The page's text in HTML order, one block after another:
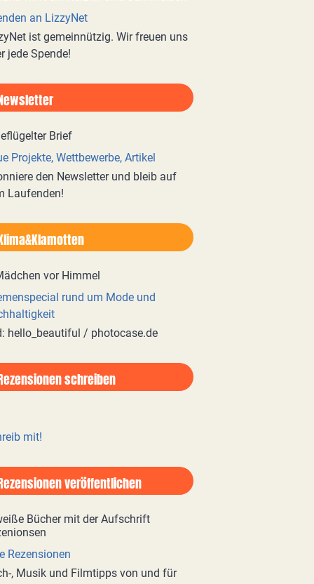
an LizzyNet
ist gemeinnützig. Wir freuen uns
jede Spende!
Projekte, Wettbewerbe, Artikel
den Newsletter und bleib auf
Laufenden!
rund um Mode und
hello_beautiful / photocase.de
schreiben
mit!
veröffentlichen
Rezensionen
, Musik und Filmtipps von und für